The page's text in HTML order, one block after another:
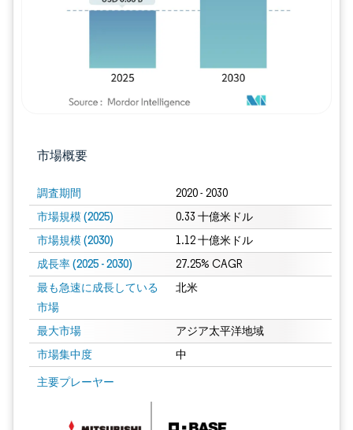
市場概要
調査期間 2020 - 2030
市場規模 (2025) 0.33 十億米ドル
市場規模 (2030) 1.12 十億米ドル
成長率 (2025 - 2030) 27.25% CAGR
最も急速に成長している
市場
北米
最大市場 アジア太平洋地域
市場集中度 中
主要プレーヤー
画像 © Mordor Intelligence。再利用にはCC BY 4.0の表示が必要です。